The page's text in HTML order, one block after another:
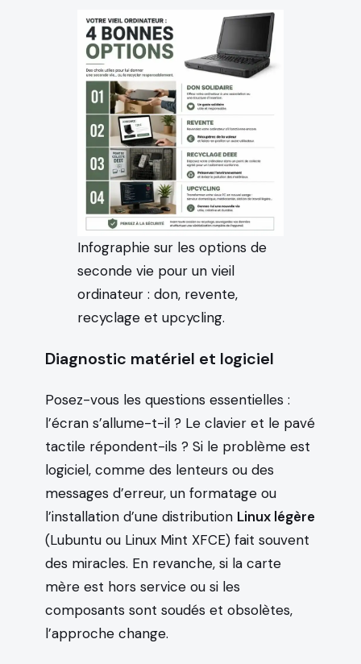
Infographie sur les options de
seconde vie pour un vieil
ordinateur : don, revente,
recyclage et upcycling.
Diagnostic matériel et logiciel
Posez-vous les questions essentielles :
l’écran s’allume-t-il ? Le clavier et le pavé
tactile répondent-ils ? Si le problème est
logiciel, comme des lenteurs ou des
messages d’erreur, un formatage ou
l’installation d’une distribution Linux légère
(Lubuntu ou Linux Mint XFCE) fait souvent
des miracles. En revanche, si la carte
mère est hors service ou si les
composants sont soudés et obsolètes,
l’approche change.